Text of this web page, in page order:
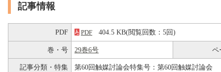
記事情報
PDF PDF 404.5 KB(閲覧回数：5回)
巻・号 29巻6号 ペ
記事分類・特集 第60回触媒討論会特集号：第60回触媒討論会